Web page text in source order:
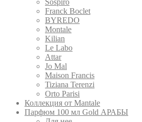
Sospiro
Franck Boclet
BYREDO
Montale
Kilian
Le Labo
Attar
Jo Mal
Maison Francis
Tiziana Terenzi
Orto Parisi
Коллекция от Mantale
Парфюм 100 мл Gold АРАБЫ